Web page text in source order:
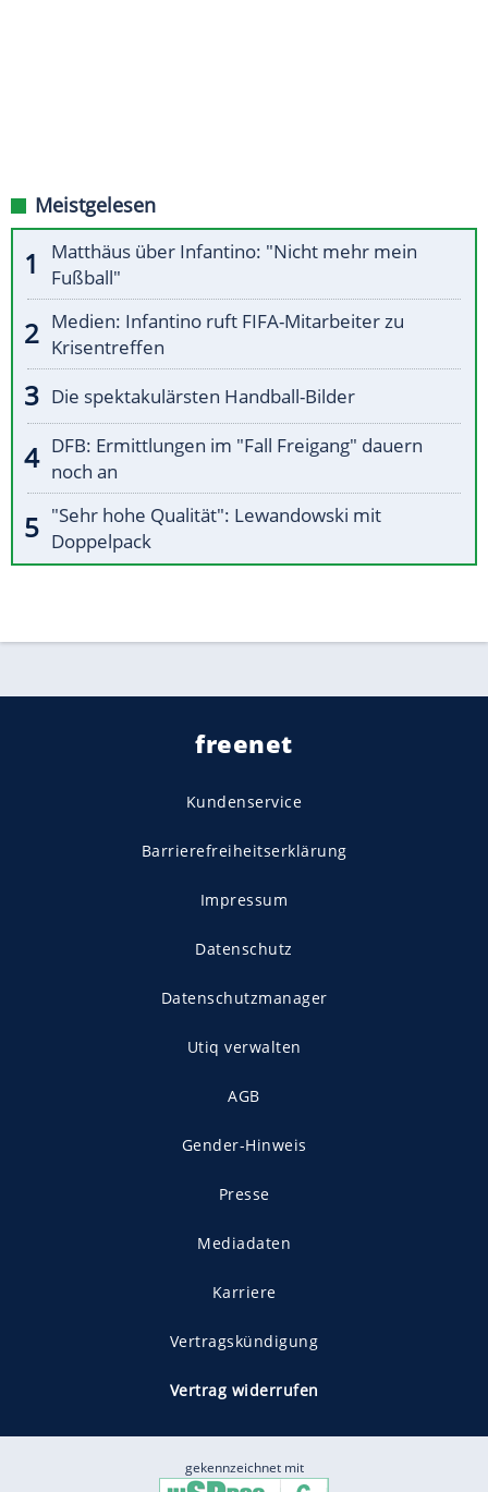
Meistgelesen
Matthäus über Infantino: "Nicht mehr mein
Fußball"
Medien: Infantino ruft FIFA-Mitarbeiter zu
Krisentreffen
Die spektakulärsten Handball-Bilder
DFB: Ermittlungen im "Fall Freigang" dauern
noch an
"Sehr hohe Qualität": Lewandowski mit
Doppelpack
freenet
Kundenservice
Barrierefreiheitserklärung
Impressum
Datenschutz
Datenschutzmanager
Utiq verwalten
AGB
Gender-Hinweis
Presse
Mediadaten
Karriere
Vertragskündigung
Vertrag widerrufen
gekennzeichnet mit